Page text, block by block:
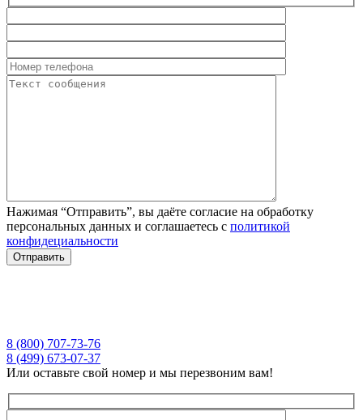
Нажимая “Отправить”, вы даёте согласие на обработку
персональных данных и соглашаетесь с политикой
конфидециальности
8 (800) 707-73-76
8 (499) 673-07-37
Или оставьте свой номер и мы перезвоним вам!